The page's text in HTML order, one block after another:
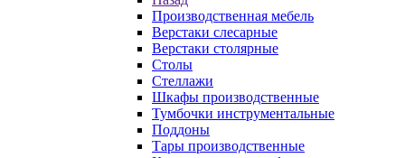
Производственная мебель
Верстаки слесарные
Верстаки столярные
Столы
Стеллажи
Шкафы производственные
Тумбочки инструментальные
Поддоны
Тары производственные